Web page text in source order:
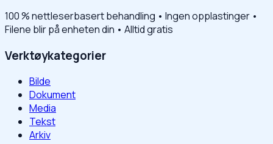
100 % nettleserbasert behandling • Ingen opplastinger •
Filene blir på enheten din • Alltid gratis
Verktøykategorier
Bilde
Dokument
Media
Tekst
Arkiv